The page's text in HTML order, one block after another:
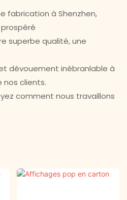
fabrication à Shenzhen,
prospéré
superbe qualité, une
dévouement inébranlable à
nos clients.
comment nous travaillons